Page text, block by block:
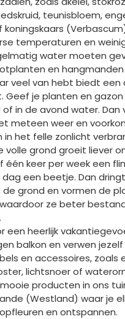
teunisbloem,
temperaturen en
water moeten
en
veel van hebt biedt een
Geef je planten en
in de avond water.
meteen weer en
in het felle zonlicht
volle grond groeit liever
één keer per week een
dag een beetje. Dan
de grond en vormen de
ze beter
een heerlijk
balkon en verwen
en accessoires, zoals
lichtsnoer of
producten in ons
(Westland) waar je
en ontspannen.